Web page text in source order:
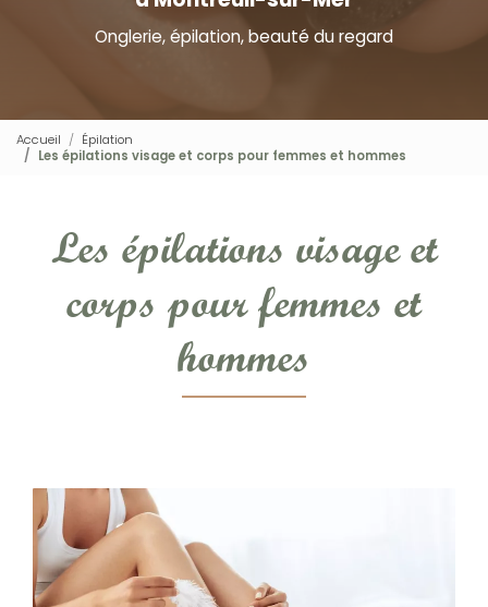
Onglerie, épilation, beauté du regard
Accueil
Épilation
Les épilations visage et corps pour femmes et hommes
Les épilations visage et
corps pour femmes et
hommes